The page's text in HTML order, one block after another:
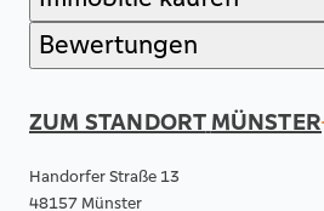
Bewertungen
ZUM STANDORT MÜNSTER
Handorfer Straße 13
48157 Münster